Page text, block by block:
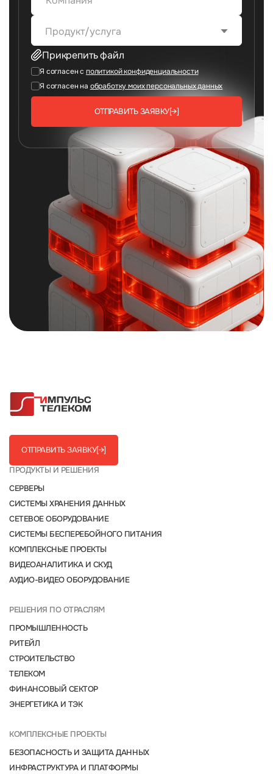
Продукт/услуга
Прикрепить файл
Я согласен с политикой конфиденциальности
Я согласен на обработку моих персональных данных
ОТПРАВИТЬ ЗАЯВКУ[→]
ОТПРАВИТЬ ЗАЯВКУ[→]
ПРОДУКТЫ И РЕШЕНИЯ
СЕРВЕРЫ
СИСТЕМЫ ХРАНЕНИЯ ДАННЫХ
СЕТЕВОЕ ОБОРУДОВАНИЕ
СИСТЕМЫ БЕСПЕРЕБОЙНОГО ПИТАНИЯ
КОМПЛЕКСНЫЕ ПРОЕКТЫ
ВИДЕОАНАЛИТИКА И СКУД
АУДИО-ВИДЕО ОБОРУДОВАНИЕ
РЕШЕНИЯ ПО ОТРАСЛЯМ
ПРОМЫШЛЕННОСТЬ
РИТЕЙЛ
СТРОИТЕЛЬСТВО
ТЕЛЕКОМ
ФИНАНСОВЫЙ СЕКТОР
ЭНЕРГЕТИКА И ТЭК
КОМПЛЕКСНЫЕ ПРОЕКТЫ
БЕЗОПАСНОСТЬ И ЗАЩИТА ДАННЫХ
ИНФРАСТРУКТУРА И ПЛАТФОРМЫ